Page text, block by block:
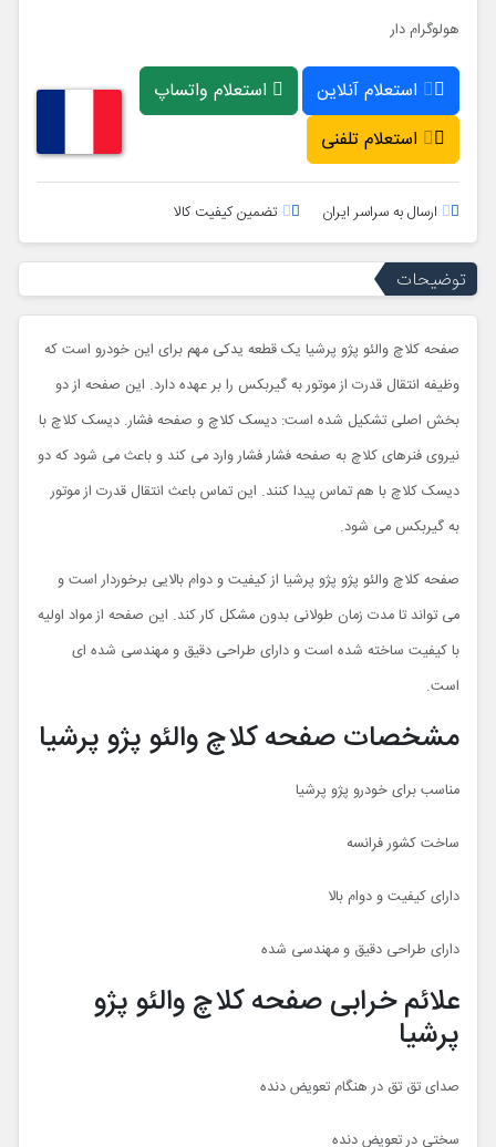
هولوگرام دار
استعلام آنلاین
استعلام واتساپ
استعلام تلفنی
ارسال به سراسر ایران تضمین کیفیت کالا
توضیحات
صفحه کلاچ والئو پژو پرشیا یک قطعه یدکی مهم برای این خودرو است که
وظیفه انتقال قدرت از موتور به گیربکس را بر عهده دارد. این صفحه از دو
بخش اصلی تشکیل شده است: دیسک کلاچ و صفحه فشار. دیسک کلاچ با
نیروی فنرهای کلاچ به صفحه فشار فشار وارد می کند و باعث می شود که دو
دیسک کلاچ با هم تماس پیدا کنند. این تماس باعث انتقال قدرت از موتور
به گیربکس می شود.
صفحه کلاچ والئو پژو پژو پرشیا از کیفیت و دوام بالایی برخوردار است و
می تواند تا مدت زمان طولانی بدون مشکل کار کند. این صفحه از مواد اولیه
با کیفیت ساخته شده است و دارای طراحی دقیق و مهندسی شده ای
است.
مشخصات صفحه کلاچ والئو پژو پرشیا
مناسب برای خودرو پژو پرشیا
ساخت کشور فرانسه
دارای کیفیت و دوام بالا
دارای طراحی دقیق و مهندسی شده
علائم خرابی صفحه کلاچ والئو پژو
پرشیا
صدای تق تق در هنگام تعویض دنده
سختی در تعویض دنده